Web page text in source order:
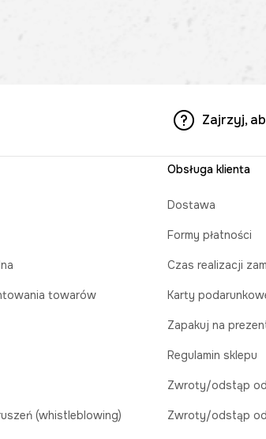
Zajrzyj,
towarów
(whistleblowing)
Obsługa klienta
Dostawa
Formy płatności
Czas realizacji
Karty
Zapakuj na
Regulamin sklepu
Zwroty/odstąp
Zwroty/odstąp